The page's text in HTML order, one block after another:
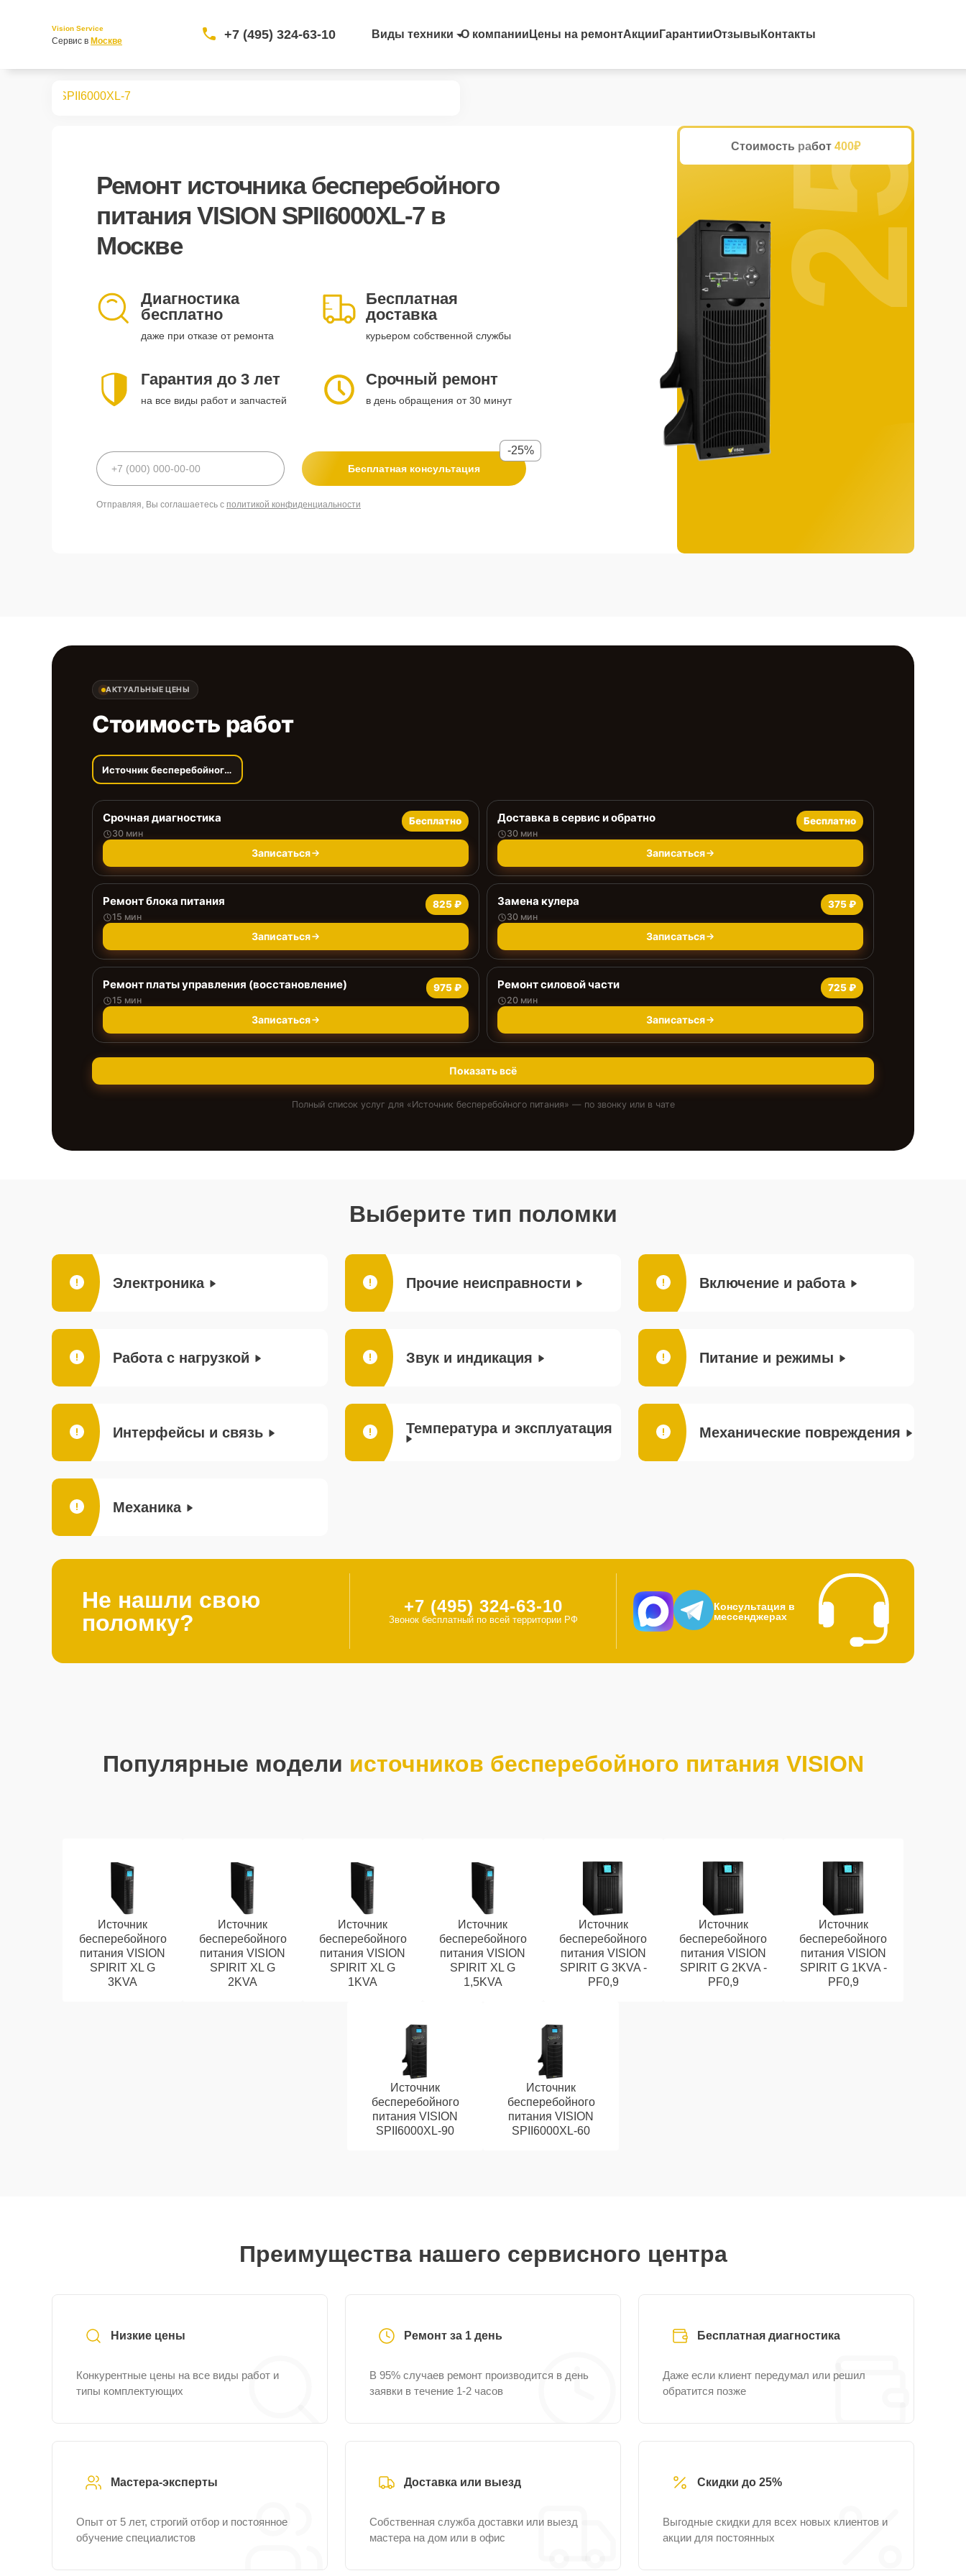
Vision Service
Сервис в Москве +7 (495) 324-63-10 Виды техники О компании Цены на ремонтАкции ГарантииОтзывы Контакты
SPII6000XL-7
Ремонт источника бесперебойного
питания VISION SPII6000XL-7в
Москве
Диагностика
бесплатно
даже при отказе от ремонта
Бесплатная
доставка
курьером собственной службы
Гарантия до 3 лет
на все виды работ и запчастей
Срочный ремонт
в день обращения от 30 минут
Бесплатная консультация
-25%
Отправляя, Вы соглашаетесь с политикой конфиденциальности
Стоимость работ 400₽
25%
АКТУАЛЬНЫЕ ЦЕНЫ
Стоимость работ
Источник бесперебойного питания
Срочная диагностика
30 мин
Бесплатно
Записаться
Доставка в сервис и обратно
30 мин
Бесплатно
Записаться
Ремонт блока питания
15 мин
825 ₽
Записаться
Замена кулера
30 мин
375 ₽
Записаться
Ремонт платы управления (восстановление)
15 мин
975 ₽
Записаться
Ремонт силовой части
20 мин
725 ₽
Записаться
Показать всё
Полный список услуг для «Источник бесперебойного питания» — по звонку или в чате
Выберите тип поломки
Электроника Прочие неисправности Включение и работа
Работа с нагрузкой Звук и индикация Питание и режимы
Интерфейсы и связь Температура и эксплуатация Механические повреждения
Механика
Не нашли свою
поломку?
+7 (495) 324-63-10
Звонок бесплатный по всей территории РФ
Консультация в
мессенджерах
Популярные модели источников бесперебойного питания VISION
Источник
бесперебойного
питания VISION
SPIRIT XL G
3KVA
Источник
бесперебойного
питания VISION
SPIRIT XL G
2KVA
Источник
бесперебойного
питания VISION
SPIRIT XL G
1KVA
Источник
бесперебойного
питания VISION
SPIRIT XL G
1,5KVA
Источник
бесперебойного
питания VISION
SPIRIT G 3KVA -
PF0,9
Источник
бесперебойного
питания VISION
SPIRIT G 2KVA -
PF0,9
Источник
бесперебойного
питания VISION
SPIRIT G 1KVA -
PF0,9
Источник
бесперебойного
питания VISION
SPII6000XL-90
Источник
бесперебойного
питания VISION
SPII6000XL-60
Преимущества нашего сервисного центра
Низкие цены
Конкурентные цены на все виды работ и
типы комплектующих
Ремонт за 1 день
В 95% случаев ремонт производится в день
заявки в течение 1-2 часов
Бесплатная диагностика
Даже если клиент передумал или решил
обратится позже
Мастера-эксперты
Опыт от 5 лет, строгий отбор и постоянное
обучение специалистов
Доставка или выезд
Собственная служба доставки или выезд
мастера на дом или в офис
Скидки до 25%
Выгодные скидки для всех новых клиентов и
акции для постоянных